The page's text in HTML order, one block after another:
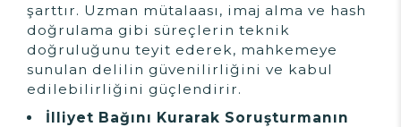
şarttır. Uzman mütalaası, imaj alma ve hash
doğrulama gibi süreçlerin teknik
doğruluğunu teyit ederek, mahkemeye
sunulan delilin güvenilirliğini ve kabul
edilebilirliğini güçlendirir.
İlliyet Bağını Kurarak Soruşturmanın